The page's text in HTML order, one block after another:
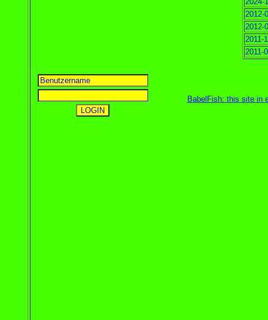
2012-
2012-
2011-
2011-
BabelFish: this site in